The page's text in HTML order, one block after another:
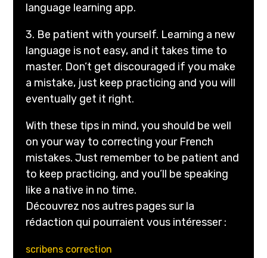
language learning app.
3. Be patient with yourself. Learning a new
language is not easy, and it takes time to
master. Don’t get discouraged if you make
a mistake, just keep practicing and you will
eventually get it right.
With these tips in mind, you should be well
on your way to correcting your French
mistakes. Just remember to be patient and
to keep practicing, and you’ll be speaking
like a native in no time.
Découvrez nos autres pages sur la
rédaction qui pourraient vous intéresser :
scribens correction